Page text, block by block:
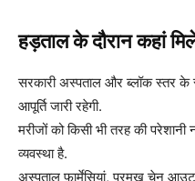
हड़ताल के दौरान कहां
सरकारी अस्पताल और ब्लॉक स्तर के
आपूर्ति जारी रहेगी.
मरीजों को किसी भी तरह की
व्यवस्था है.
अस्पताल फार्मेसियां, प्रमुख चेन